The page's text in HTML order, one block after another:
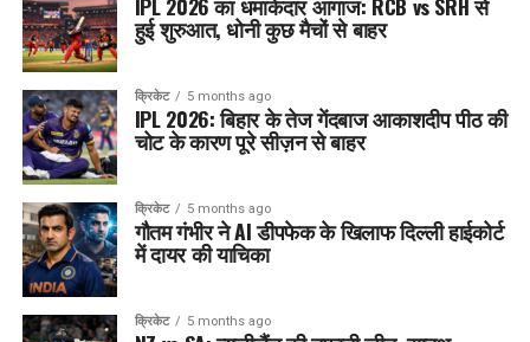
हुई शुरुआत, धोनी कुछ मैचों से बाहर
क्रिकेट 5 months ago
IPL 2026: बिहार के तेज गेंदबाज आकाशदीप पीठ की
चोट के कारण पूरे सीज़न से बाहर
क्रिकेट 5 months ago
गौतम गंभीर ने AI डीपफेक के खिलाफ दिल्ली हाईकोर्ट
में दायर की याचिका
क्रिकेट 5 months ago